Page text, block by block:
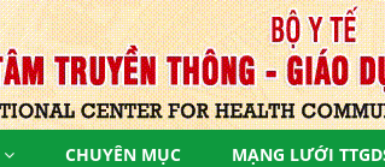
CHUYÊN MỤC MẠNG LƯỚI